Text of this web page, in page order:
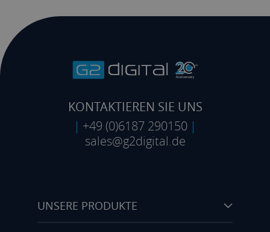
KONTAKTIEREN SIE UNS
| +49 (0)6187 290150 |
sales@g2digital.de
UNSERE PRODUKTE